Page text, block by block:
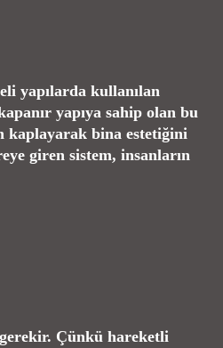
yapılarda kullanılan
yapıya sahip olan bu
kaplayarak bina estetiğini
giren sistem, insanların
Çünkü hareketli